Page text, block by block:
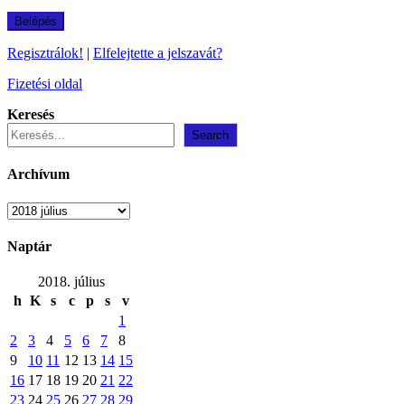
Regisztrálok! | Elfelejtette a jelszavát?
Fizetési oldal
Keresés
Search
Archívum
Archívum
Naptár
2018. július
h K s c p s
v
1
2
3 4 5 6 7
8
9
10 11 12 13 14 15
16 17 18 19 20 21 22
23 24 25 26 27 28 29